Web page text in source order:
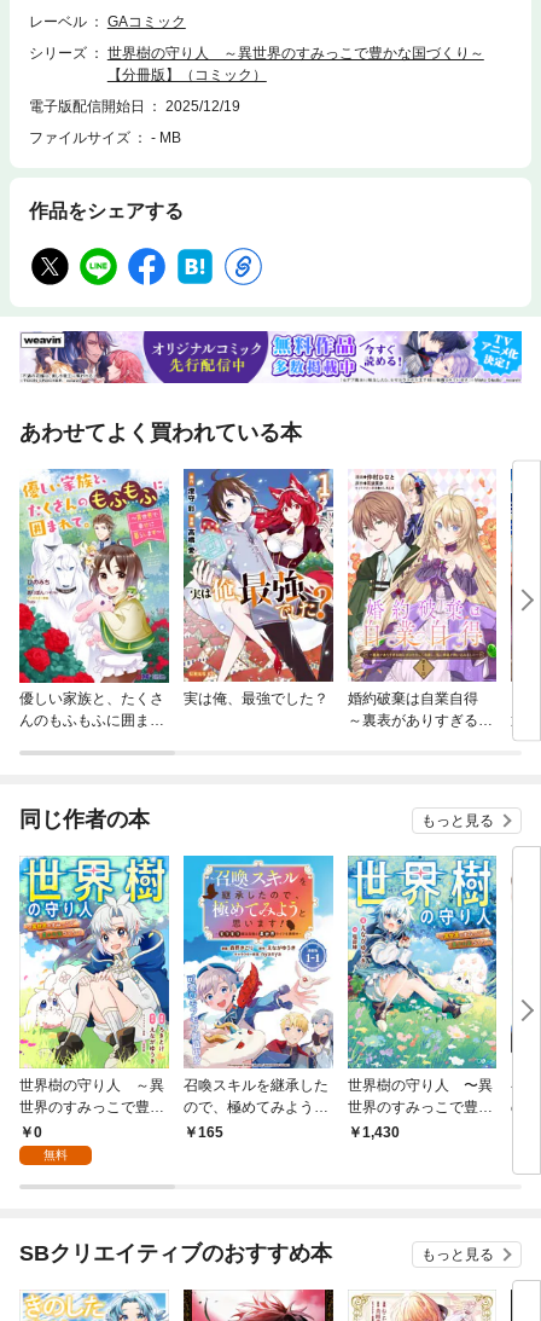
レーベル
GAコミック
シリーズ
世界樹の守り人 ～異世界のすみっこで豊かな国づくり～
【分冊版】（コミック）
電子版配信開始日
2025/12/19
ファイルサイズ
- MB
作品をシェアする
あわせてよく買われている本
優しい家族と、たくさ
んのもふもふに囲まれ
実は俺、最強でした？
婚約破棄は自業自得
～裏表がありすぎる妹
通
同じ作者の本 もっと見る
世界樹の守り人 ～異
世界のすみっこで豊か
な国づくり～【分冊
版】（コミック） １
0
無料
召喚スキルを継承した
ので、極めてみようと
思います！〜モフモフ
165
世界樹の守り人 〜異
世界のすみっこで豊か
な国づくり〜
1,430
召
の
フ
SBクリエイティブのおすすめ本 もっと見る